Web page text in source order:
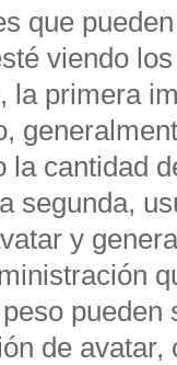
que
viendo
la primera
la cantidad
segunda,
y
de